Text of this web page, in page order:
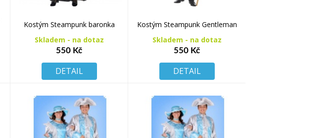
Kostým Steampunk baronka
Skladem - na dotaz
550 Kč
DETAIL
Kostým Steampunk Gentleman
Skladem - na dotaz
550 Kč
DETAIL